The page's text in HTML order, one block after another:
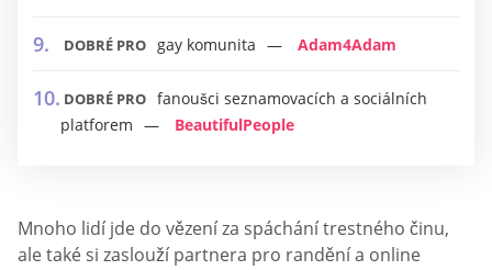
DOBRÉ PRO gay komunita Adam4Adam
DOBRÉ PRO fanoušci seznamovacích a sociálních
platforem
BeautifulPeople
Mnoho lidí jde do vězení za spáchání trestného činu,
ale také si zaslouží partnera pro randění a online